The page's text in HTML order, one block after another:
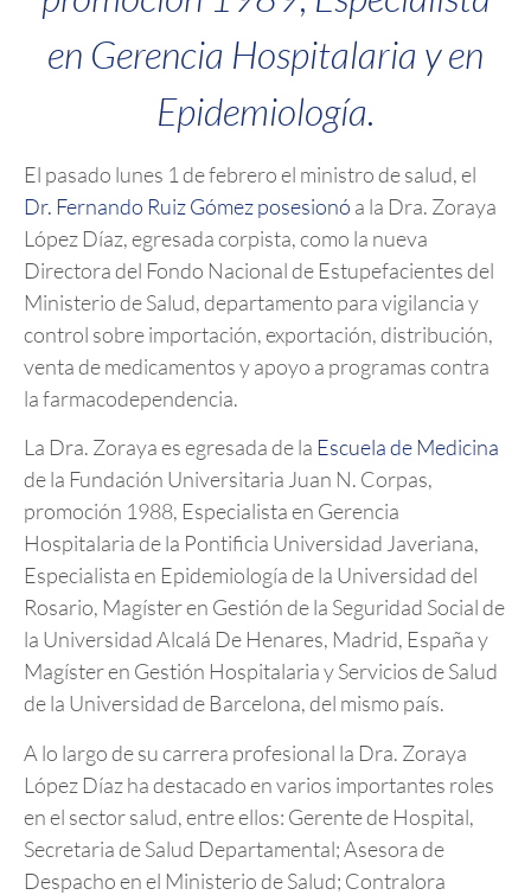
en Gerencia Hospitalaria y en
Epidemiología.
El pasado lunes 1 de febrero el ministro de salud, el
Dr. Fernando Ruiz Gómez posesionó a la Dra. Zoraya
López Díaz, egresada corpista, como la nueva
Directora del Fondo Nacional de Estupefacientes del
Ministerio de Salud, departamento para vigilancia y
control sobre importación, exportación, distribución,
venta de medicamentos y apoyo a programas contra
la farmacodependencia.
La Dra. Zoraya es egresada de la Escuela de Medicina
de la Fundación Universitaria Juan N. Corpas,
promoción 1988, Especialista en Gerencia
Hospitalaria de la Pontificia Universidad Javeriana,
Especialista en Epidemiología de la Universidad del
Rosario, Magíster en Gestión de la Seguridad Social de
la Universidad Alcalá De Henares, Madrid, España y
Magíster en Gestión Hospitalaria y Servicios de Salud
de la Universidad de Barcelona, del mismo país.
A lo largo de su carrera profesional la Dra. Zoraya
López Díaz ha destacado en varios importantes roles
en el sector salud, entre ellos: Gerente de Hospital,
Secretaria de Salud Departamental; Asesora de
Despacho en el Ministerio de Salud; Contralora